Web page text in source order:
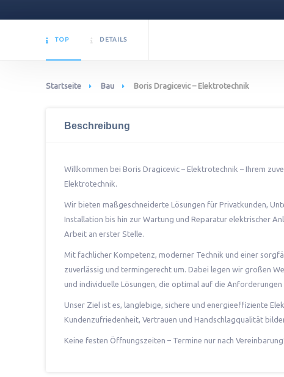
TOP DETAILS
Startseite Bau Boris Dragicevic – Elektrotechnik
Beschreibung
Willkommen bei Boris Dragicevic – Elektrotechnik – Ihrem
Elektrotechnik.
Wir bieten maßgeschneiderte Lösungen für Privatkunden,
Installation bis hin zur Wartung und Reparatur elektrischer
Arbeit an erster Stelle.
Mit fachlicher Kompetenz, moderner Technik und einer
zuverlässig und termingerecht um. Dabei legen wir großen
und individuelle Lösungen, die optimal auf die
Unser Ziel ist es, langlebige, sichere und energieeffiziente
Kundenzufriedenheit, Vertrauen und Handschlagqualität
Keine festen Öffnungszeiten – Termine nur nach Vereinbarung!